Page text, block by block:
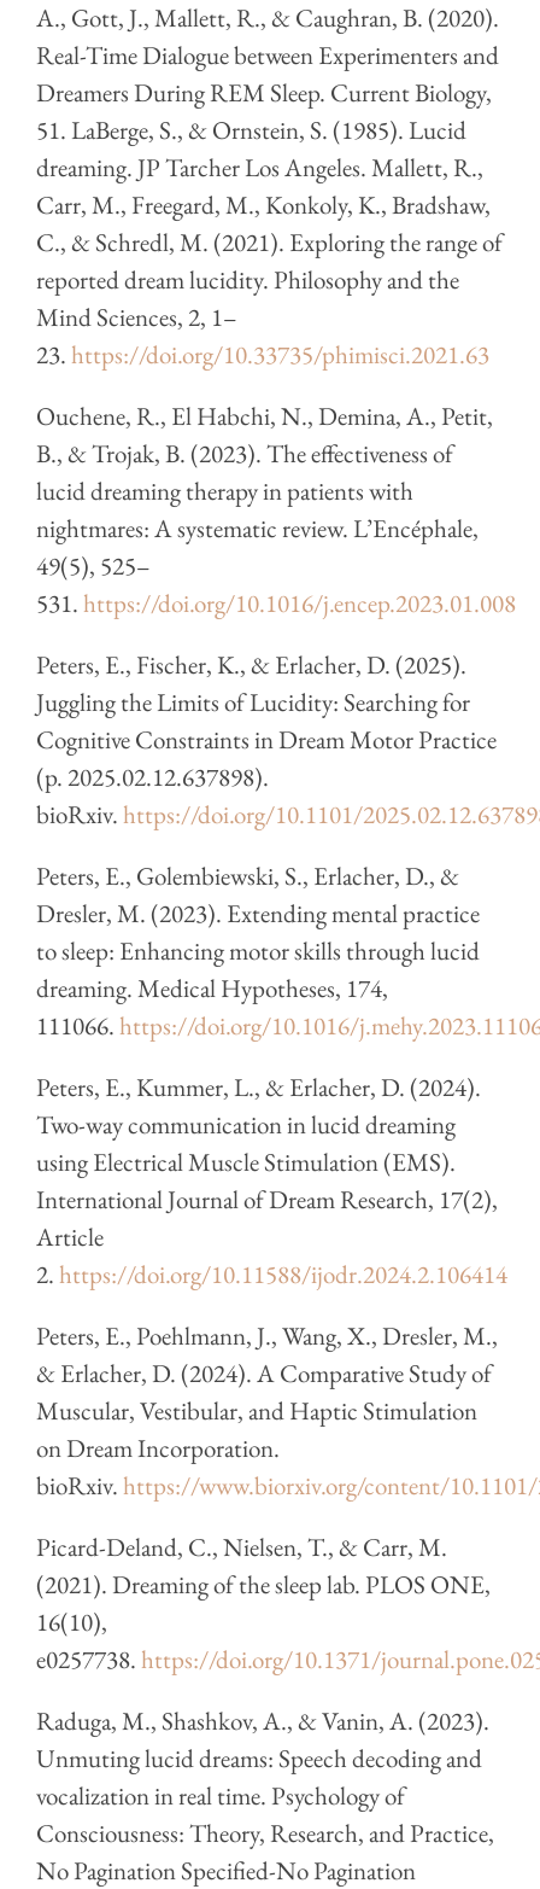
A., Gott, J., Mallett, R., & Caughran, B. (2020).
Real-Time Dialogue between Experimenters and
Dreamers During REM Sleep. Current Biology,
51. LaBerge, S., & Ornstein, S. (1985). Lucid
dreaming. JP Tarcher Los Angeles. Mallett, R.,
Carr, M., Freegard, M., Konkoly, K., Bradshaw,
C., & Schredl, M. (2021). Exploring the range of
reported dream lucidity. Philosophy and the
Mind Sciences, 2, 1–
23.https://doi.org/10.33735/phimisci.2021.63
Ouchene, R., El Habchi, N., Demina, A., Petit,
B., & Trojak, B. (2023). The effectiveness of
lucid dreaming therapy in patients with
nightmares: A systematic review. L’Encéphale,
49(5), 525–
531.https://doi.org/10.1016/j.encep.2023.01.008
Peters, E., Fischer, K., & Erlacher, D. (2025).
Juggling the Limits of Lucidity: Searching for
Cognitive Constraints in Dream Motor Practice
(p. 2025.02.12.637898).
bioRxiv.https://doi.org/10.1101/
Peters, E., Golembiewski, S., Erlacher, D., &
Dresler, M. (2023). Extending mental practice
to sleep: Enhancing motor skills through lucid
dreaming. Medical Hypotheses, 174,
111066.https://doi.org/10.1016/
Peters, E., Kummer, L., & Erlacher, D. (2024).
Two-way communication in lucid dreaming
using Electrical Muscle Stimulation (EMS).
International Journal of Dream Research, 17(2),
Article
2.https://doi.org/10.11588/ijodr.2024.2.106414
Peters, E., Poehlmann, J., Wang, X., Dresler, M.,
& Erlacher, D. (2024). A Comparative Study of
Muscular, Vestibular, and Haptic Stimulation
on Dream Incorporation.
bioRxiv.https://www.biorxiv.org/content/10.1101/
Picard-Deland, C., Nielsen, T., & Carr, M.
(2021). Dreaming of the sleep lab. PLOS ONE,
16(10),
e0257738.https://doi.org/10.1371/
Raduga, M., Shashkov, A., & Vanin, A. (2023).
Unmuting lucid dreams: Speech decoding and
vocalization in real time. Psychology of
Consciousness: Theory, Research, and Practice,
No Pagination Specified-No Pagination